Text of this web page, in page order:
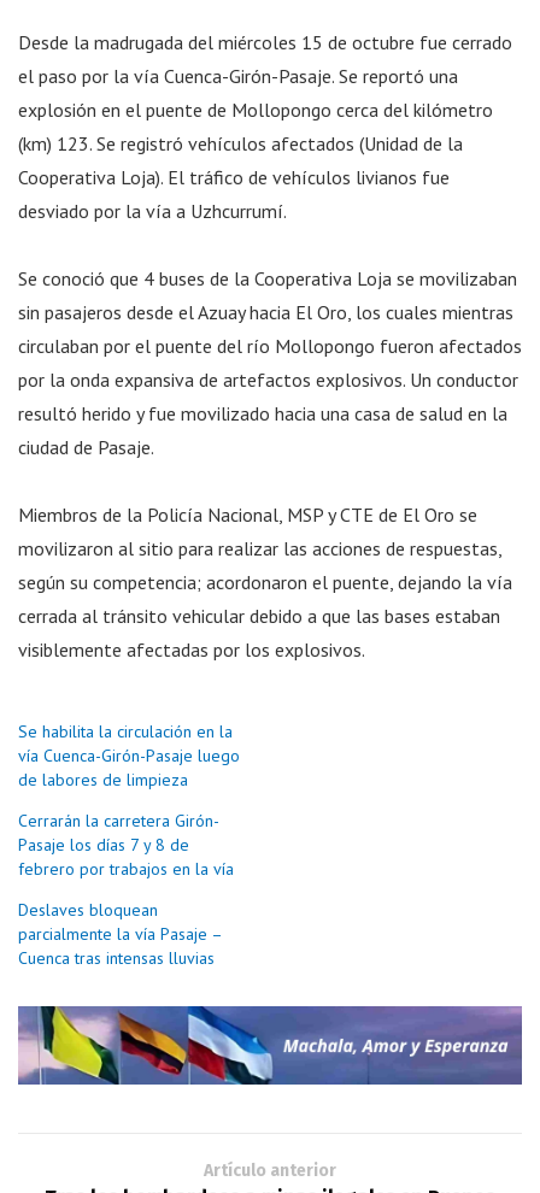
Desde la madrugada del miércoles 15 de octubre fue cerrado
el paso por la vía Cuenca-Girón-Pasaje. Se reportó una
explosión en el puente de Mollopongo cerca del kilómetro
(km) 123. Se registró vehículos afectados (Unidad de la
Cooperativa Loja). El tráfico de vehículos livianos fue
desviado por la vía a Uzhcurrumí.
Se conoció que 4 buses de la Cooperativa Loja se movilizaban
sin pasajeros desde el Azuay hacia El Oro, los cuales mientras
circulaban por el puente del río Mollopongo fueron afectados
por la onda expansiva de artefactos explosivos. Un conductor
resultó herido y fue movilizado hacia una casa de salud en la
ciudad de Pasaje.
Miembros de la Policía Nacional, MSP y CTE de El Oro se
movilizaron al sitio para realizar las acciones de respuestas,
según su competencia; acordonaron el puente, dejando la vía
cerrada al tránsito vehicular debido a que las bases estaban
visiblemente afectadas por los explosivos.
Se habilita la circulación en la
vía Cuenca-Girón-Pasaje luego
de labores de limpieza
Cerrarán la carretera Girón-
Pasaje los días 7 y 8 de
febrero por trabajos en la vía
Deslaves bloquean
parcialmente la vía Pasaje –
Cuenca tras intensas lluvias
Artículo anterior